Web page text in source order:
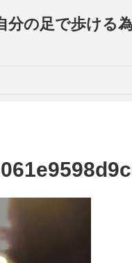
分の足で歩ける